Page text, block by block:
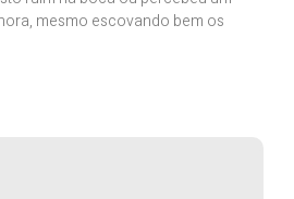
mesmo escovando bem os